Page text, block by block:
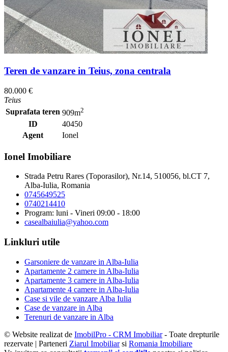
Teren de vanzare in Teius, zona centrala
80.000 €
Teius
Suprafata teren 909m2
ID
40450
Agent
Ionel
Ionel Imobiliare
Strada Petru Rares (Toporasilor), Nr.14, 510056, bl.CT 7,
Alba-Iulia, Romania
0745649525
0740214410
Program: luni - Vineri 09:00 - 18:00
casealbaiulia@yahoo.com
Linkluri utile
Garsoniere de vanzare in Alba-Iulia
Apartamente 2 camere in Alba-Iulia
Apartamente 3 camere in Alba-Iulia
Apartamente 4 camere in Alba-Iulia
Case si vile de vanzare Alba Iulia
Case de vanzare in Alba
Terenuri de vanzare in Alba
© Website realizat de ImobilPro - CRM Imobiliar- Toate drepturile
rezervate | Parteneri Ziarul Imobiliarsi Romania Imobiliare